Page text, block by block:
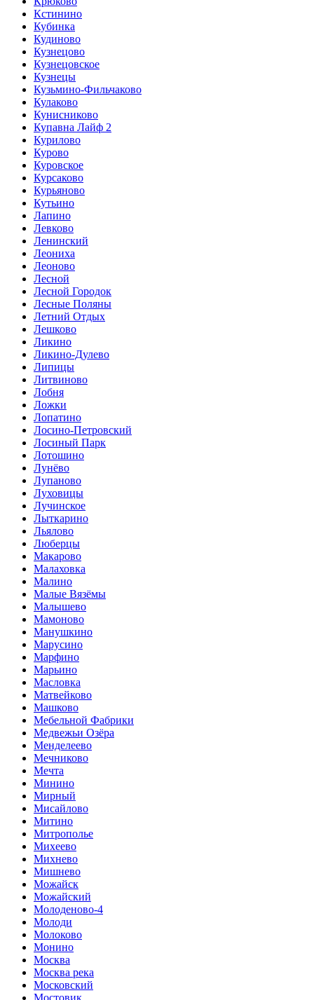
Кстинино
Кубинка
Кудиново
Кузнецово
Кузнецовское
Кузнецы
Кузьмино-Фильчаково
Кулаково
Кунисниково
Купавна Лайф 2
Курилово
Курово
Куровское
Курсаково
Курьяново
Кутьино
Лапино
Левково
Ленинский
Леониха
Леоново
Лесной
Лесной Городок
Лесные Поляны
Летний Отдых
Лешково
Ликино
Ликино-Дулево
Липицы
Литвиново
Лобня
Ложки
Лопатино
Лосино-Петровский
Лосиный Парк
Лотошино
Лунёво
Лупаново
Луховицы
Лучинское
Лыткарино
Льялово
Люберцы
Макарово
Малаховка
Малино
Малые Вязёмы
Малышево
Мамоново
Манушкино
Марусино
Марфино
Марьино
Масловка
Матвейково
Машково
Мебельной Фабрики
Медвежьи Озёра
Менделеево
Мечниково
Мечта
Минино
Мирный
Мисайлово
Митино
Митрополье
Михеево
Михнево
Мишнево
Можайск
Можайский
Молоденово-4
Молоди
Молоково
Монино
Москва
Москва река
Московский